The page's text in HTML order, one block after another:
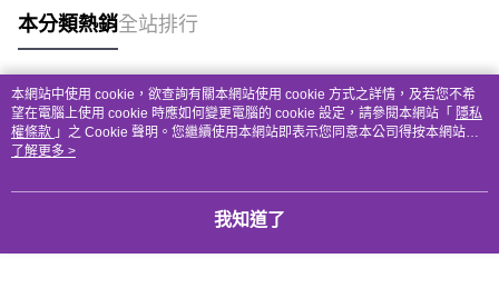
本分類熱銷全站排行
熱門標籤
本網站中使用 cookie，欲查詢有關本網站使用 cookie 方式之詳情，及若您不希
望在電腦上使用 cookie 時應如何變更電腦的 cookie 設定，請參閱本網站「 隱私
權條款 」之 Cookie 聲明。您繼續使用本網站即表示您同意本公司得按本網站使
用條款之 Cookie 聲明使用 cookie。
了解更多 >
我知道了